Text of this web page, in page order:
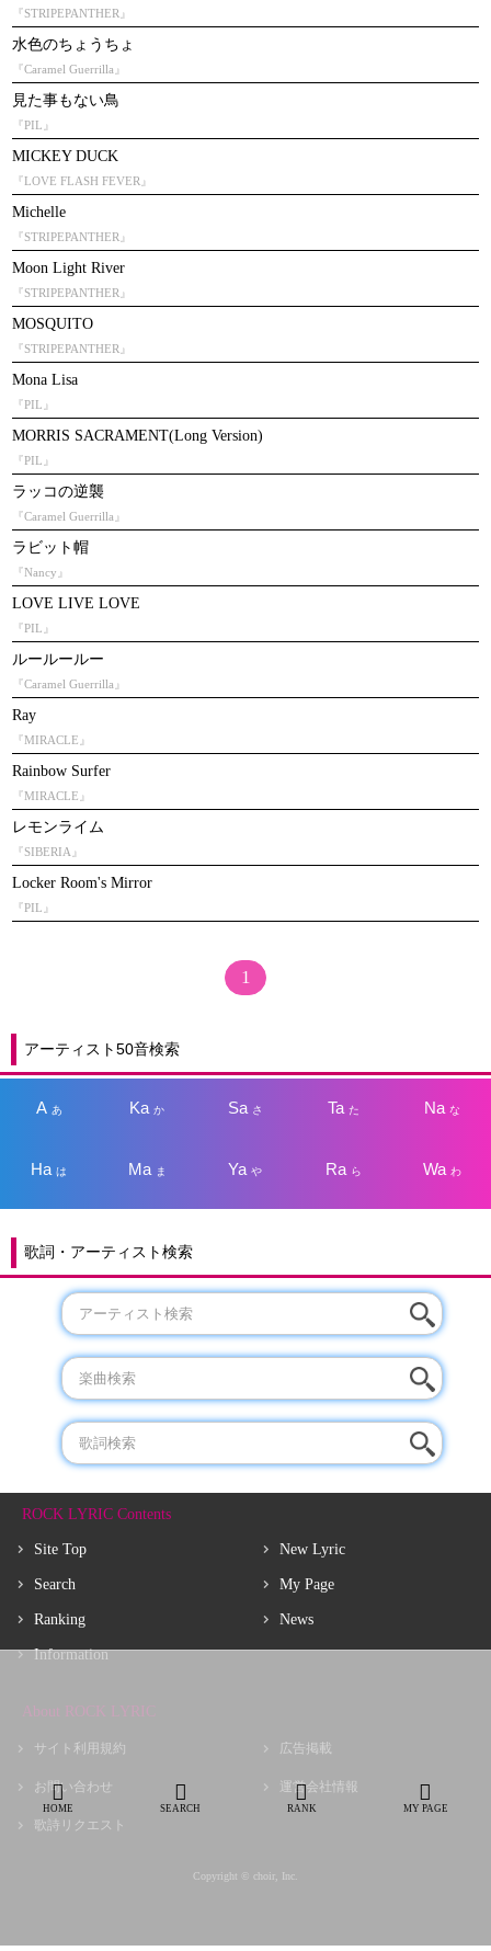
『STRIPEPANTHER』
水色のちょうちょ
『Caramel Guerrilla』
見た事もない鳥
『PIL』
MICKEY DUCK
『LOVE FLASH FEVER』
Michelle
『STRIPEPANTHER』
Moon Light River
『STRIPEPANTHER』
MOSQUITO
『STRIPEPANTHER』
Mona Lisa
『PIL』
MORRIS SACRAMENT(Long Version)
『PIL』
ラッコの逆襲
『Caramel Guerrilla』
ラビット帽
『Nancy』
LOVE LIVE LOVE
『PIL』
ルールールー
『Caramel Guerrilla』
Ray
『MIRACLE』
Rainbow Surfer
『MIRACLE』
レモンライム
『SIBERIA』
Locker Room's Mirror
『PIL』
1
アーティスト50音検索
A あ Kaか Sa さ Taた Na な
Haは Ma ま Yaや Ra ら Wa わ
歌詞・アーティスト検索
ROCK LYRIC Contents
Site Top
Search
Ranking
Information
New Lyric
My Page
News
About ROCK LYRIC
サイト利用規約
お問い合わせ
歌詩リクエスト
広告掲載
運営会社情報
Copyright © choir, Inc.
HOME SEARCH RANK MY PAGE